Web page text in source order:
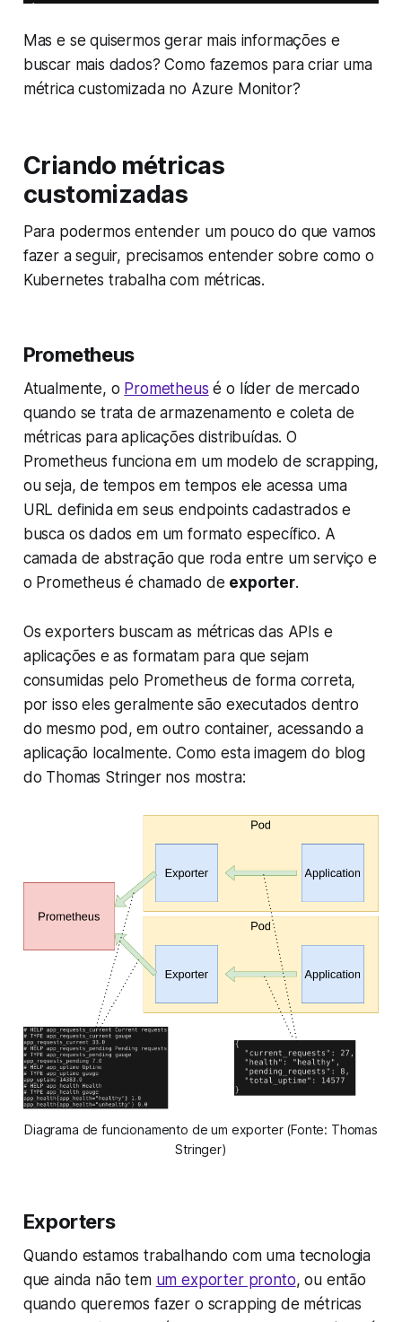
Mas e se quisermos gerar mais informações e
buscar mais dados? Como fazemos para criar uma
métrica customizada no Azure Monitor?
Criando métricas
customizadas
Para podermos entender um pouco do que vamos
fazer a seguir, precisamos entender sobre como o
Kubernetes trabalha com métricas.
Prometheus
Atualmente, o Prometheus é o líder de mercado
quando se trata de armazenamento e coleta de
métricas para aplicações distribuídas. O
Prometheus funciona em um modelo de scrapping,
ou seja, de tempos em tempos ele acessa uma
URL definida em seus endpoints cadastrados e
busca os dados em um formato específico. A
camada de abstração que roda entre um serviço e
o Prometheus é chamado de exporter.
Os exporters buscam as métricas das APIs e
aplicações e as formatam para que sejam
consumidas pelo Prometheus de forma correta,
por isso eles geralmente são executados dentro
do mesmo pod, em outro container, acessando a
aplicação localmente. Como esta imagem do blog
do Thomas Stringer nos mostra:
Diagrama de funcionamento de um exporter (Fonte: Thomas
Stringer)
Exporters
Quando estamos trabalhando com uma tecnologia
que ainda não tem um exporter pronto, ou então
quando queremos fazer o scrapping de métricas